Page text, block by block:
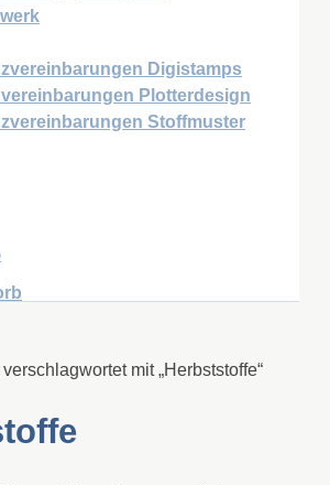
Digistamps
Plotterdesign
Stoffmuster
mit „Herbststoffe“